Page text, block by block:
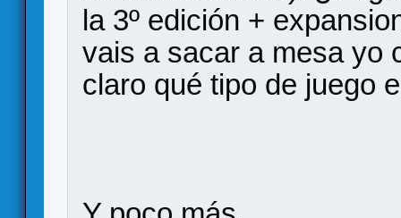
la 3º edición +
vais a sacar a mesa yo
claro qué tipo de juego